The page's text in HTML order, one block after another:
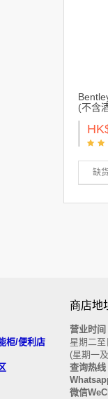
(不含
缺
柜/便利店
商店地
营业时间
星期二
(星期一
查询热线
微信